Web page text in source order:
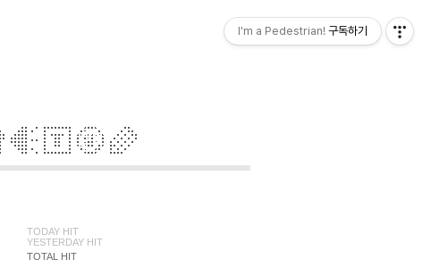
TODAY HIT
YESTERDAY HIT
TOTAL HIT
I'm a Pedestrian! 구독하기